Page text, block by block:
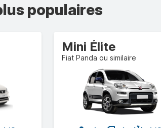
populaires
Mini Élite
Fiat Panda ou similaire